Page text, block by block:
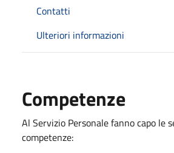
Contatti
Ulteriori informazioni
Competenze
Al Servizio Personale fanno capo le
competenze: